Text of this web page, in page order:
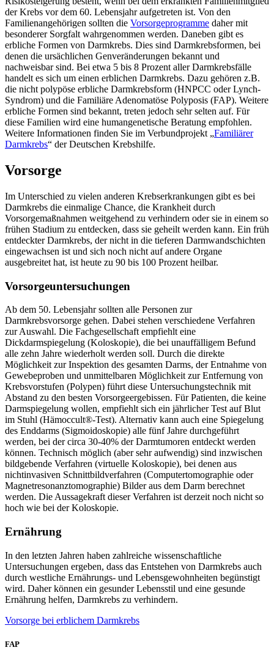
der Krebs vor dem 60. Lebensjahr aufgetreten ist. Von den
Familienangehörigen sollten die Vorsorgeprogramme daher mit
besonderer Sorgfalt wahrgenommen werden. Daneben gibt es
erbliche Formen von Darmkrebs. Dies sind Darmkrebsformen, bei
denen die ursächlichen Genveränderungen bekannt und
nachweisbar sind. Bei etwa 5 bis 8 Prozent aller Darmkrebsfälle
handelt es sich um einen erblichen Darmkrebs. Dazu gehören z.B.
die nicht polypöse erbliche Darmkrebsform (HNPCC oder Lynch-
Syndrom) und die Familiäre Adenomatöse Polyposis (FAP). Weitere
erbliche Formen sind bekannt, treten jedoch sehr selten auf. Für
diese Familien wird eine humangenetische Beratung empfohlen.
Weitere Informationen finden Sie im Verbundprojekt „Familiärer
Darmkrebs“ der Deutschen Krebshilfe.
Vorsorge
Im Unterschied zu vielen anderen Krebserkrankungen gibt es bei
Darmkrebs die einmalige Chance, die Krankheit durch
Vorsorgemaßnahmen weitgehend zu verhindern oder sie in einem so
frühen Stadium zu entdecken, dass sie geheilt werden kann. Ein früh
entdeckter Darmkrebs, der nicht in die tieferen Darmwandschichten
eingewachsen ist und sich noch nicht auf andere Organe
ausgebreitet hat, ist heute zu 90 bis 100 Prozent heilbar.
Vorsorgeuntersuchungen
Ab dem 50. Lebensjahr sollten alle Personen zur
Darmkrebsvorsorge gehen. Dabei stehen verschiedene Verfahren
zur Auswahl. Die Fachgesellschaft empfiehlt eine
Dickdarmspiegelung (Koloskopie), die bei unauffälligem Befund
alle zehn Jahre wiederholt werden soll. Durch die direkte
Möglichkeit zur Inspektion des gesamten Darms, der Entnahme von
Gewebeproben und unmittelbaren Möglichkeit zur Entfernung von
Krebsvorstufen (Polypen) führt diese Untersuchungstechnik mit
Abstand zu den besten Vorsorgeergebissen. Für Patienten, die keine
Darmspiegelung wollen, empfiehlt sich ein jährlicher Test auf Blut
im Stuhl (Hämoccult®-Test). Alternativ kann auch eine Spiegelung
des Enddarms (Sigmoidoskopie) alle fünf Jahre durchgeführt
werden, bei der circa 30-40% der Darmtumoren entdeckt werden
können. Technisch möglich (aber sehr aufwendig) sind inzwischen
bildgebende Verfahren (virtuelle Koloskopie), bei denen aus
nichtinvasiven Schnittbildverfahren (Computertomographie oder
Magnetresonanztomographie) Bilder aus dem Darm berechnet
werden. Die Aussagekraft dieser Verfahren ist derzeit noch nicht so
hoch wie bei der Koloskopie.
Ernährung
In den letzten Jahren haben zahlreiche wissenschaftliche
Untersuchungen ergeben, dass das Entstehen von Darmkrebs auch
durch westliche Ernährungs- und Lebensgewohnheiten begünstigt
wird. Daher können ein gesunder Lebensstil und eine gesunde
Ernährung helfen, Darmkrebs zu verhindern.
Vorsorge bei erblichem Darmkrebs
FAP